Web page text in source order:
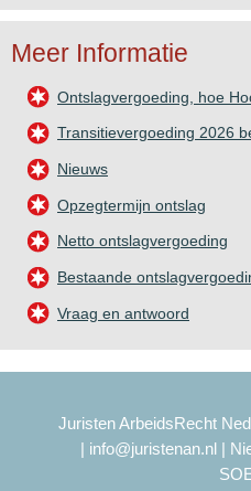
Meer Informatie
Ontslagvergoeding, hoe
Transitievergoeding 2026
Nieuws
Opzegtermijn ontslag
Netto ontslagvergoeding
Bestaande
Vraag en antwoord
Juristen ArbeidsRecht
| info@juristenan.nl|